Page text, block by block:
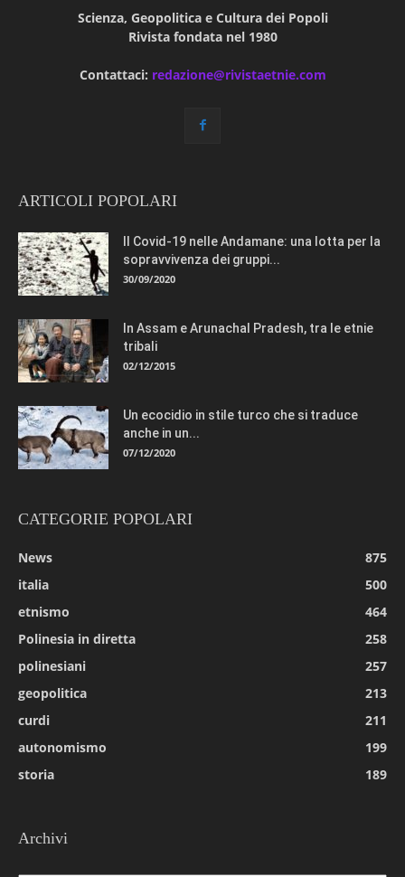
Scienza, Geopolitica e Cultura dei Popoli
Rivista fondata nel 1980
Contattaci: redazione@rivistaetnie.com
ARTICOLI POPOLARI
Il Covid-19 nelle Andamane: una lotta per la
sopravvivenza dei gruppi...
30/09/2020
In Assam e Arunachal Pradesh, tra le etnie
tribali
02/12/2015
Un ecocidio in stile turco che si traduce
anche in un...
07/12/2020
CATEGORIE POPOLARI
News
875
italia
500
etnismo
464
Polinesia in diretta
258
polinesiani
257
geopolitica
213
curdi
211
autonomismo
199
storia
189
Archivi
Archivi